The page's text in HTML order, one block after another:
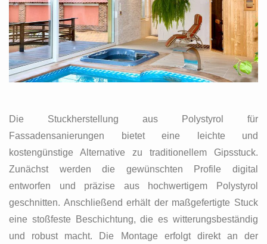
Die Stuckherstellung aus Polystyrol für
Fassadensanierungen bietet eine leichte und
kostengünstige Alternative zu traditionellem Gipsstuck.
Zunächst werden die gewünschten Profile digital
entworfen und präzise aus hochwertigem Polystyrol
geschnitten. Anschließend erhält der maßgefertigte Stuck
eine stoßfeste Beschichtung, die es witterungsbeständig
und robust macht. Die Montage erfolgt direkt an der